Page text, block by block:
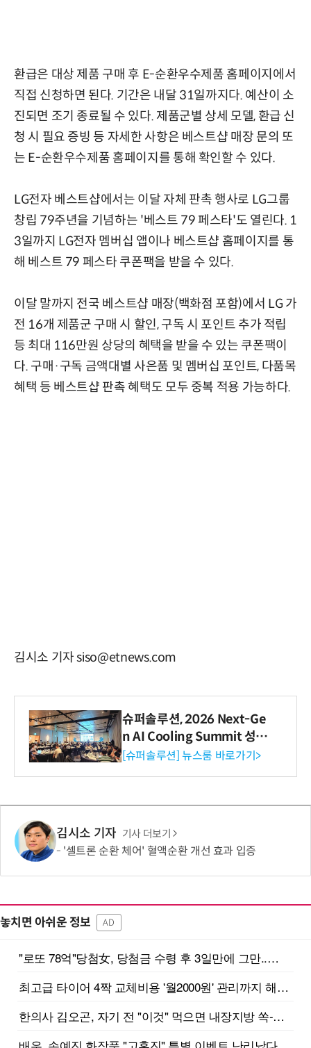
환급은 대상 제품 구매 후 E-순환우수제품 홈페이지에서
직접 신청하면 된다. 기간은 내달 31일까지다. 예산이 소
진되면 조기 종료될 수 있다. 제품군별 상세 모델, 환급 신
청 시 필요 증빙 등 자세한 사항은 베스트샵 매장 문의 또
는 E-순환우수제품 홈페이지를 통해 확인할 수 있다.
LG전자 베스트샵에서는 이달 자체 판촉 행사로 LG그룹
창립 79주년을 기념하는 '베스트 79 페스타'도 열린다. 1
3일까지 LG전자 멤버십 앱이나 베스트샵 홈페이지를 통
해 베스트 79 페스타 쿠폰팩을 받을 수 있다.
이달 말까지 전국 베스트샵 매장(백화점 포함)에서 LG 가
전 16개 제품군 구매 시 할인, 구독 시 포인트 추가 적립
등 최대 116만원 상당의 혜택을 받을 수 있는 쿠폰팩이
다. 구매·구독 금액대별 사은품 및 멤버십 포인트, 다품목
혜택 등 베스트샵 판촉 혜택도 모두 중복 적용 가능하다.
김시소 기자 siso@etnews.com
슈퍼솔루션, 2026 Next-Ge
n AI Cooling Summit 성황
리 성료
[슈퍼솔루션] 뉴스룸 바로가기>
김시소 기자 기사 더보기
'셀트론 순환 체어' 혈액순환 개선 효과 입증
놓치면 아쉬운 정보 AD